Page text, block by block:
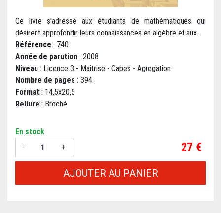
Ce livre s'adresse aux étudiants de mathématiques qui
désirent approfondir leurs connaissances en algèbre et aux...
Référence : 740
Année de parution : 2008
Niveau : Licence 3 - Maîtrise - Capes - Agregation
Nombre de pages : 394
Format : 14,5x20,5
Reliure : Broché
En stock
-
+ Prix
27 €
AJOUTER AU PANIER